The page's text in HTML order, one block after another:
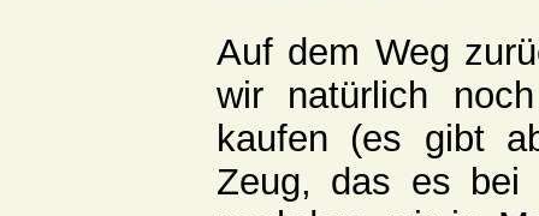
Auf dem Weg
wir natürlich
kaufen (es gibt
Zeug, das es bei